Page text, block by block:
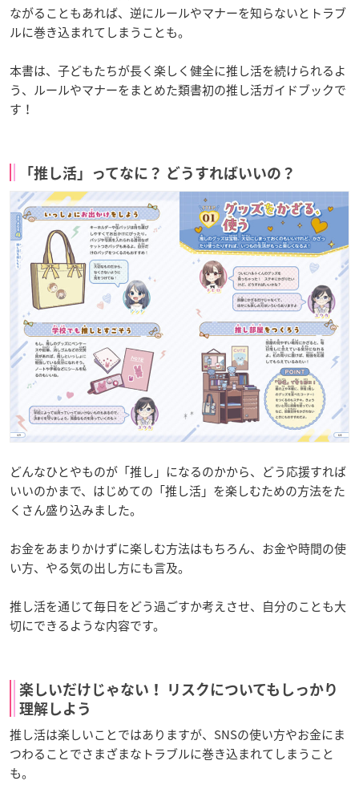
ながることもあれば、逆にルールやマナーを知らないとトラブ
ルに巻き込まれてしまうことも。
本書は、子どもたちが長く楽しく健全に推し活を続けられるよ
う、ルールやマナーをまとめた類書初の推し活ガイドブックで
す！
「推し活」ってなに？ どうすればいいの？
どんなひとやものが「推し」になるのかから、どう応援すれば
いいのかまで、はじめての「推し活」を楽しむための方法をた
くさん盛り込みました。
お金をあまりかけずに楽しむ方法はもちろん、お金や時間の使
い方、やる気の出し方にも言及。
推し活を通じて毎日をどう過ごすか考えさせ、自分のことも大
切にできるような内容です。
楽しいだけじゃない！ リスクについてもしっかり
理解しよう
推し活は楽しいことではありますが、SNSの使い方やお金にま
つわることでさまざまなトラブルに巻き込まれてしまうこと
も。